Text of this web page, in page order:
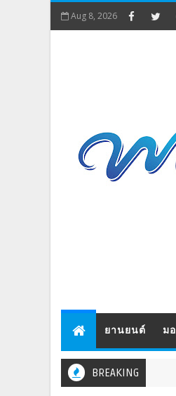
Aug 8, 2026
ยานยนต์ ม
BREAKING